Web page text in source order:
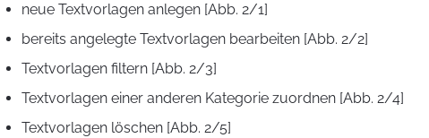
neue Textvorlagen anlegen [Abb. 2/1]
bereits angelegte Textvorlagen bearbeiten [Abb. 2/2]
Textvorlagen filtern [Abb. 2/3]
Textvorlagen einer anderen Kategorie zuordnen [Abb. 2/4]
Textvorlagen löschen [Abb. 2/5]